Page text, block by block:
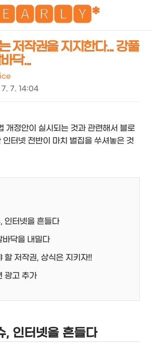
저작권을 지지한다... 강풀
닥...
7. 14:04
개정안이 실시되는 것과 관련해서 블로
인터넷 전반이 마치 벌집을 쑤셔놓은 것
인터넷을 흔들다
바닥을 내밀다
할 저작권, 상식은 지키자!!
광고 추가
, 인터넷을 흔들다